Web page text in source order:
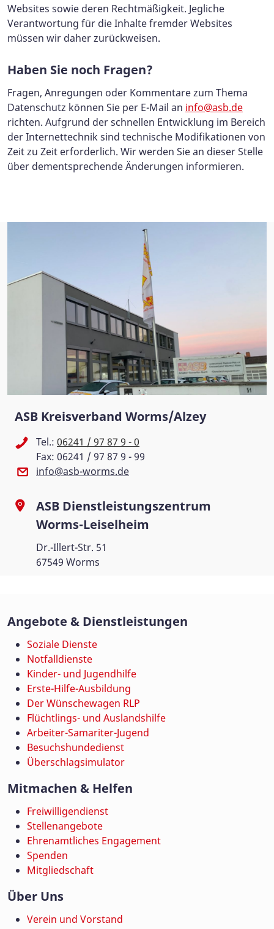
Websites sowie deren Rechtmäßigkeit. Jegliche
Verantwortung für die Inhalte fremder Websites
müssen wir daher zurückweisen.
Haben Sie noch Fragen?
Fragen, Anregungen oder Kommentare zum Thema
Datenschutz können Sie per E-Mail an info@asb.de
richten. Aufgrund der schnellen Entwicklung im Bereich
der Internettechnik sind technische Modifikationen von
Zeit zu Zeit erforderlich. Wir werden Sie an dieser Stelle
über dementsprechende Änderungen informieren.
ASB Kreisverband Worms/Alzey
Tel.: 06241 / 97 87 9 - 0
Fax: 06241 / 97 87 9 - 99
info@asb-worms.de
ASB Dienstleistungszentrum
Worms-Leiselheim
Dr.-Illert-Str. 51
67549 Worms
Angebote & Dienstleistungen
Soziale Dienste
Notfalldienste
Kinder- und Jugendhilfe
Erste-Hilfe-Ausbildung
Der Wünschewagen RLP
Flüchtlings- und Auslandshilfe
Arbeiter-Samariter-Jugend
Besuchshundedienst
Überschlagsimulator
Mitmachen & Helfen
Freiwilligendienst
Stellenangebote
Ehrenamtliches Engagement
Spenden
Mitgliedschaft
Über Uns
Verein und Vorstand